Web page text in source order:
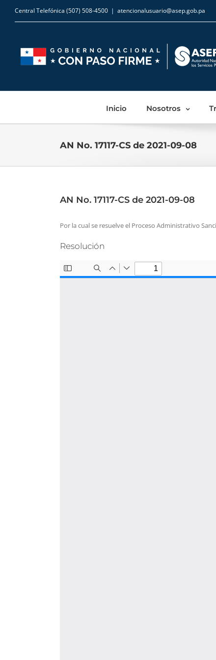
Central Telefónica (507) 508-4500 | atencionalusuario@asep.gob.pa
Inicio Nosotros
AN No. 17117-CS de 2021-09-08
AN No. 17117-CS de 2021-09-08
Por la cual se resuelve el Proceso Administrativo
Resolución